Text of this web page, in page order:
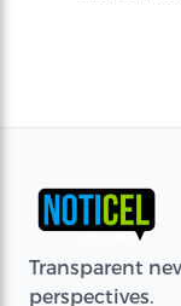
Transparent
perspectives.